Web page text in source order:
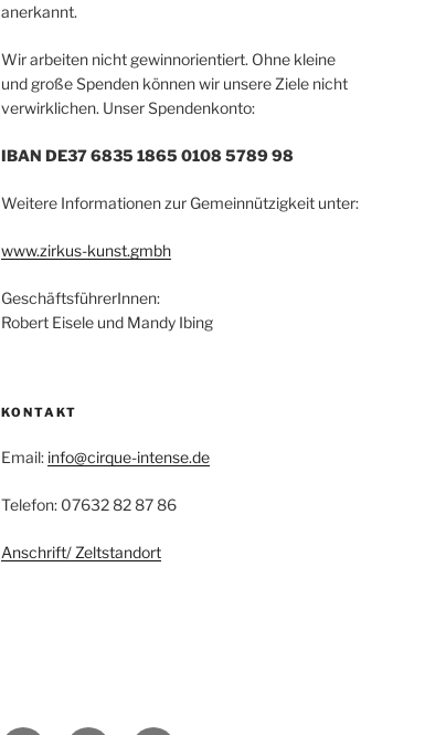
anerkannt.
Wir arbeiten nicht gewinnorientiert. Ohne kleine
und große Spenden können wir unsere Ziele nicht
verwirklichen. Unser Spendenkonto:
IBAN DE37 6835 1865 0108 5789 98
Weitere Informationen zur Gemeinnützigkeit unter:
www.zirkus-kunst.gmbh
GeschäftsführerInnen:
Robert Eisele und Mandy Ibing
KONTAKT
Email: info@cirque-intense.de
Telefon: 07632 82 87 86
Anschrift/ Zeltstandort